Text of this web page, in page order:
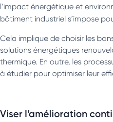
l’impact énergétique et
bâtiment industriel s’impose
Cela implique de choisir les
solutions énergétiques
thermique. En outre, les
à étudier pour optimiser leur
Viser l’amélioration